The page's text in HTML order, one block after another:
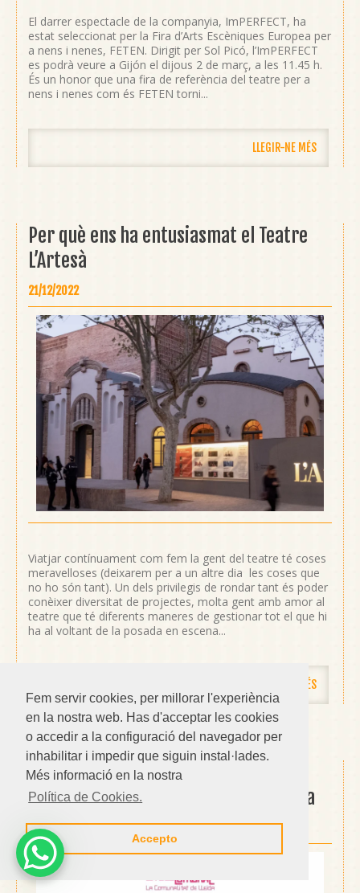
Fem servir cookies, per millorar l'experiència
en la nostra web. Has d'acceptar les cookies
o accedir a la configuració del navegador per
inhabilitar i impedir que siguin instal·lades.
Més informació en la nostra
Política de Cookies.
Accepto
El darrer espectacle de la companyia, ImPERFECT, ha
estat seleccionat per la Fira d’Arts Escèniques Europea per
a nens i nenes, FETEN. Dirigit per Sol Picó, l’ImPERFECT
es podrà veure a Gijón el dijous 2 de març, a les 11.45 h.
És un honor que una fira de referència del teatre per a
nens i nenes com és FETEN torni...
LLEGIR-NE MÉS
Per què ens ha entusiasmat el Teatre
L’Artesà
21/12/2022
Viatjar contínuament com fem la gent del teatre té coses
meravelloses (deixarem per a un altre dia les coses que
no ho són tant). Un dels privilegis de rondar tant és poder
conèixer diversitat de projectes, molta gent amb amor al
teatre que té diferents maneres de gestionar tot el que hi
ha al voltant de la posada en escena...
LLEGIR-NE MÉS
Tirem endavant La Descomunal, la
primera comunalitat urbana de Lleida
29/11/2022